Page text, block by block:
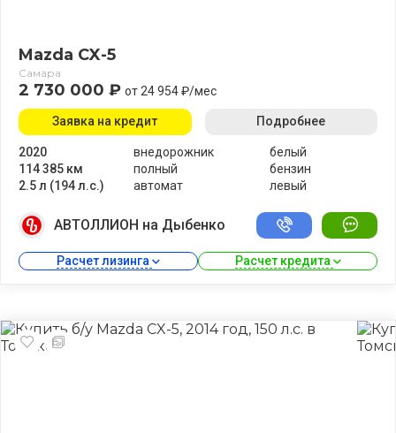
Mazda CX-5
Самара
2 730 000 ₽ от 24 954 ₽/мес
2020
114 385 км
2.5 л (194 л.с.)
внедорожник
полный
автомат
белый
бензин
левый
Заявка на кредит Подробнее
АВТОЛЛИОН на Дыбенко
Расчет лизинга Расчет кредита